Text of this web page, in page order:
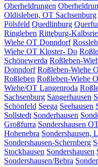
Oberheldrungen
Oldisleben, OT Sachsenburg
Pölsfeld Quedlinburg
Ringleben Ritteburg-
Wiehe OT Donndorf
Wiehe OT Kloster- Do
Schönewerda Roßleben-
Donndorf Roßleben-Wiehe
Roßleben Roßleben-Wiehe
Wiehe/OT Langenroda
Sachsenburg Sangerhausen
Schönfeld Seega Seehausen
Sollstedt Sonderhausen
Großfurra Sondershausen
Hohenebra Sondershausen,
Sondershausen-Schernberg
Stockhausen Sondershausen
Sondershausen/Bebra